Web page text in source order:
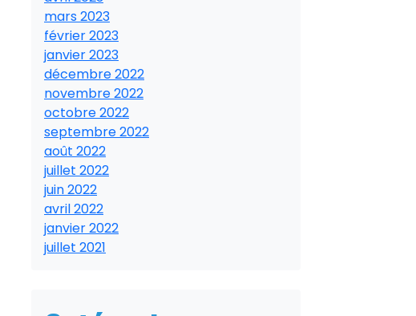
mars 2023
février 2023
janvier 2023
décembre 2022
novembre 2022
octobre 2022
septembre 2022
août 2022
juillet 2022
juin 2022
avril 2022
janvier 2022
juillet 2021